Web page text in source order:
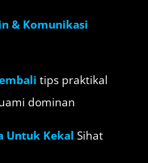
& Komunikasi
tips praktikal
dominan
Untuk Kekal Sihat